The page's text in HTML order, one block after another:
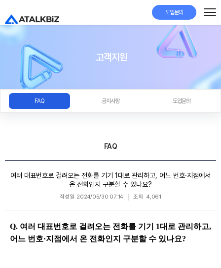
도입문의
고객지원
FAQ 공지사항 도입문의
FAQ
여러 대표번호로 걸려오는 전화를 기기 1대로 관리하고, 어느 번호·지점에서
온 전화인지 구분할 수 있나요?
작성일 2024/05/30 07:14 조회 4,061
Q. 여러 대표번호로 걸려오는 전화를 기기 1대로 관리하고,
어느 번호·지점에서 온 전화인지 구분할 수 있나요?